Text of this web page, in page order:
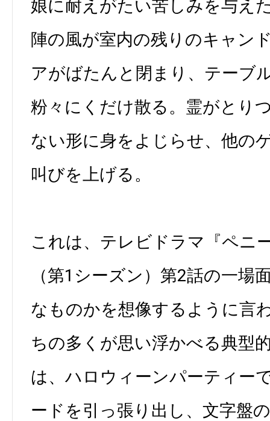
娘に耐えがたい苦しみを与え
陣の風が室内の残りのキャン
アがばたんと閉まり、テーブ
粉々にくだけ散る。霊がとり
ない形に身をよじらせ、他の
叫びを上げる。
これは、テレビドラマ『ペニ
（第1シーズン）第2話の一場
なものかを想像するように言
ちの多くが思い浮かべる典型
は、ハロウィーンパーティー
ードを引っ張り出し、文字盤